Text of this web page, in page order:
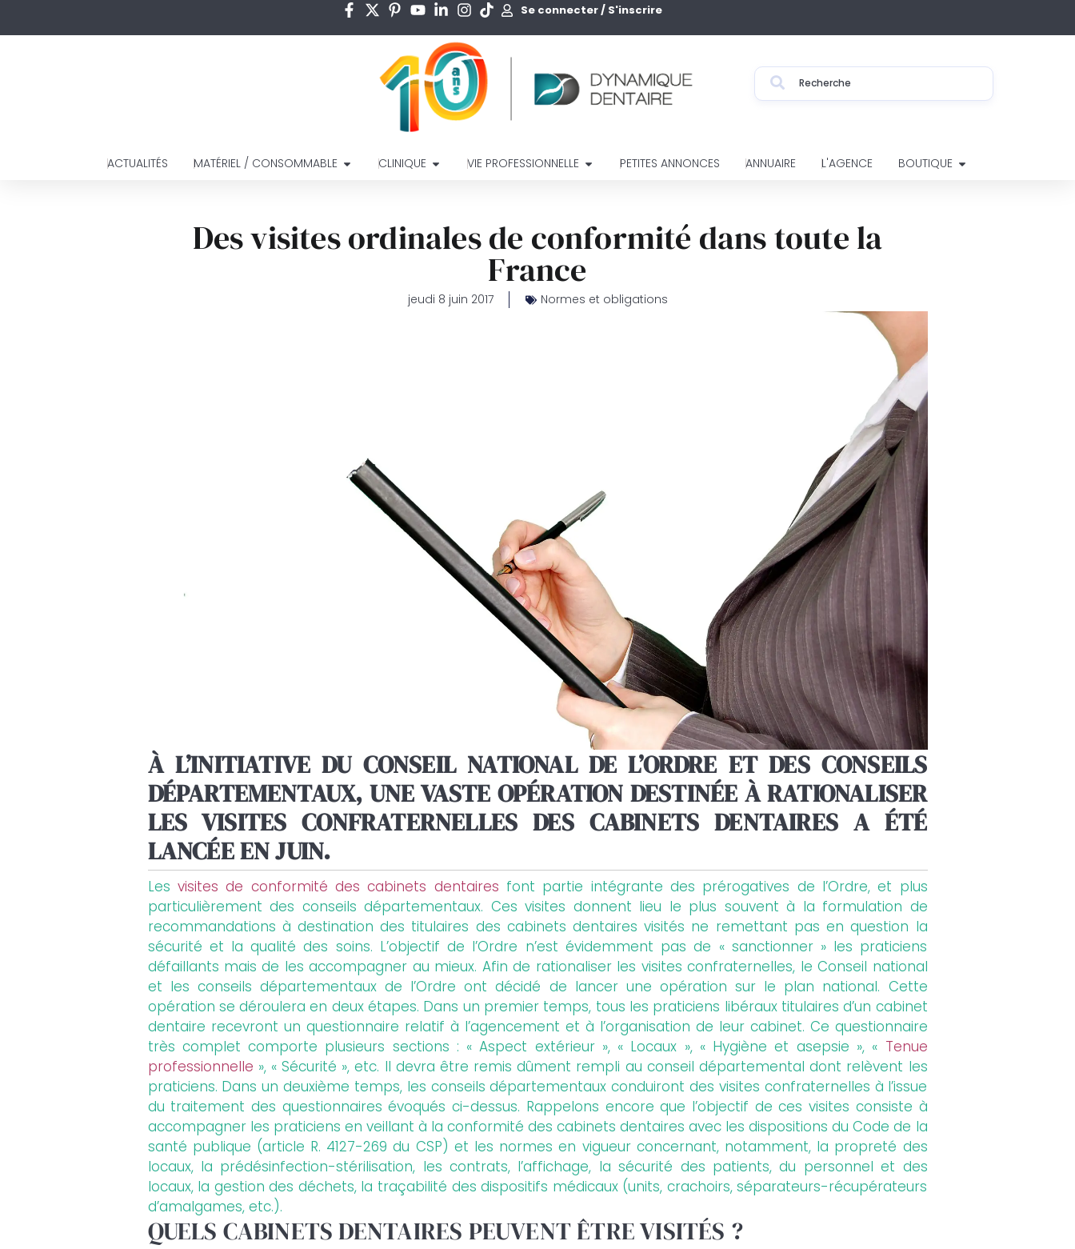
Se connecter / S'inscrire
ACTUALITÉS MATÉRIEL / CONSOMMABLE CLINIQUE VIE PROFESSIONNELLE PETITES ANNONCES ANNUAIRE L'AGENCE BOUTIQUE
Des visites ordinales de conformité dans toute la
France
jeudi 8 juin 2017 Normes et obligations
À L’INITIATIVE DU CONSEIL NATIONAL DE L’ORDRE ET DES CONSEILS
DÉPARTEMENTAUX, UNE VASTE OPÉRATION DESTINÉE À RATIONALISER
LES VISITES CONFRATERNELLES DES CABINETS DENTAIRES A ÉTÉ
LANCÉE EN JUIN.
Les visites de conformité des cabinets dentaires font partie intégrante des prérogatives de l’Ordre, et plus
particulièrement des conseils départementaux. Ces visites donnent lieu le plus souvent à la formulation de
recommandations à destination des titulaires des cabinets dentaires visités ne remettant pas en question la
sécurité et la qualité des soins. L’objectif de l’Ordre n’est évidemment pas de « sanctionner » les praticiens
défaillants mais de les accompagner au mieux. Afin de rationaliser les visites confraternelles, le Conseil national
et les conseils départementaux de l’Ordre ont décidé de lancer une opération sur le plan national. Cette
opération se déroulera en deux étapes. Dans un premier temps, tous les praticiens libéraux titulaires d’un cabinet
dentaire recevront un questionnaire relatif à l’agencement et à l’organisation de leur cabinet. Ce questionnaire
très complet comporte plusieurs sections : « Aspect extérieur », « Locaux », « Hygiène et asepsie », « Tenue
professionnelle », « Sécurité », etc. Il devra être remis dûment rempli au conseil départemental dont relèvent les
praticiens. Dans un deuxième temps, les conseils départementaux conduiront des visites confraternelles à l’issue
du traitement des questionnaires évoqués ci-dessus. Rappelons encore que l’objectif de ces visites consiste à
accompagner les praticiens en veillant à la conformité des cabinets dentaires avec les dispositions du Code de la
santé publique (article R. 4127-269 du CSP) et les normes en vigueur concernant, notamment, la propreté des
locaux, la prédésinfection-stérilisation, les contrats, l’affichage, la sécurité des patients, du personnel et des
locaux, la gestion des déchets, la traçabilité des dispositifs médicaux (units, crachoirs, séparateurs-récupérateurs
d’amalgames, etc.).
QUELS CABINETS DENTAIRES PEUVENT ÊTRE VISITÉS ?